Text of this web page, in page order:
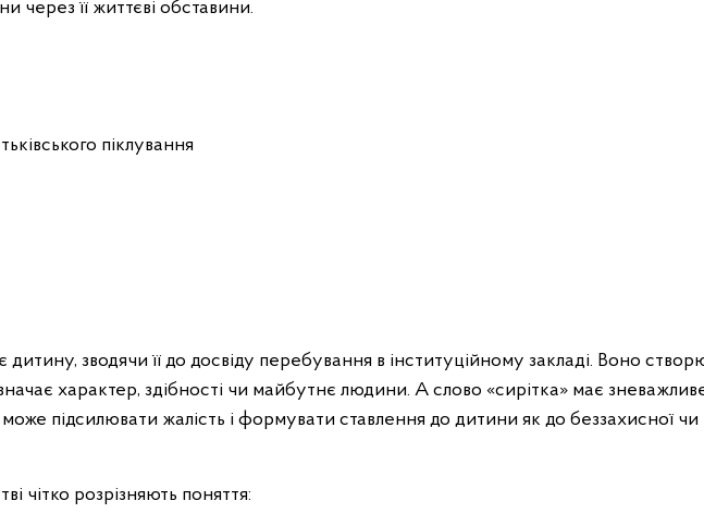
через її життєві обставини.
піклування
дитину, зводячи її до досвіду перебування в інституційному закладі. Воно
характер, здібності чи майбутнє людини. А слово «сирітка» має
підсилювати жалість і формувати ставлення до дитини як до беззахисної чи
чітко розрізняють поняття: